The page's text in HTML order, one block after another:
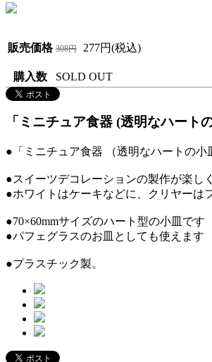
販売価格 308円 277円(税込)
購入数 SOLD OUT
「ミニチュア食器 (透明なハー
●「ミニチュア食器 （透明なハートの小
●スイーツデコレーションの製作が楽し
●ホワイトはケーキなどに、クリヤーは
●70×60mmサイズのハート型の小皿です
●パフェグラスのお皿としても使えます
●プラスチック製。